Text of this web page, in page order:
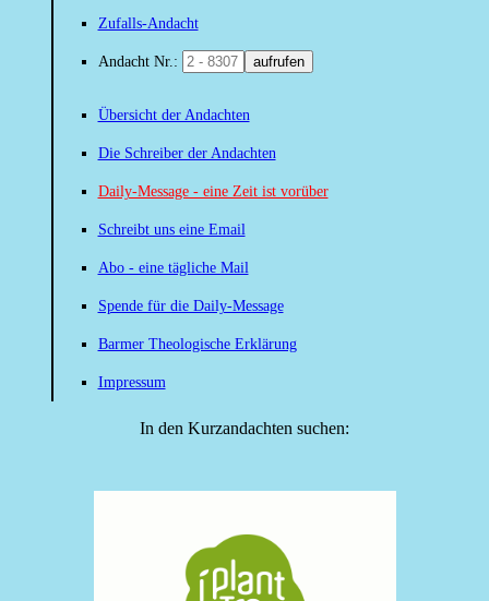
Zufalls-Andacht
Andacht Nr.: aufrufen
Übersicht der Andachten
Die Schreiber der Andachten
Daily-Message - eine Zeit ist vorüber
Schreibt uns eine Email
Abo - eine tägliche Mail
Spende für die Daily-Message
Barmer Theologische Erklärung
Impressum
In den Kurzandachten suchen: